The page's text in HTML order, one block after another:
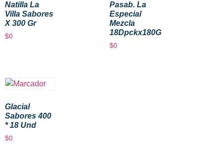
Natilla La
Villa Sabores
X 300 Gr
$0
Pasab. La
Especial
Mezcla
18Dpckx180G
$0
Glacial
Sabores 400
* 18 Und
$0